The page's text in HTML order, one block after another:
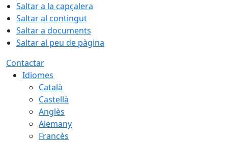
Saltar a la capçalera
Saltar al contingut
Saltar a documents
Saltar al peu de pàgina
Contactar
Idiomes
Català
Castellà
Anglès
Alemany
Francès